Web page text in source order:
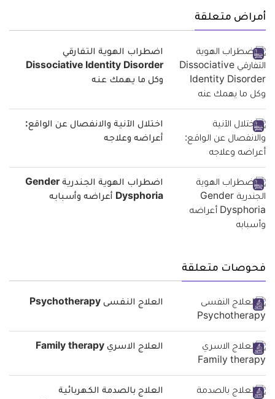
أمراض متعلقة
اضطراب الهوية التفارقي
Dissociative Identity Disorder
وكل ما يهمك عنه
اختلال الآنية والانفصال عن الواقع:
أعراضه وعلاجه
اضطراب الهوية الجندرية Gender
Dysphoria أعراضه وأسبابه
فحوصات متعلقة
العلاج النفسى Psychotherapy
العلاج الاسري Family therapy
العلاج بالصدمة الكهربائية